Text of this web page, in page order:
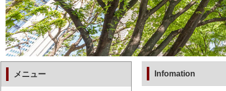
Infomation
メニュー